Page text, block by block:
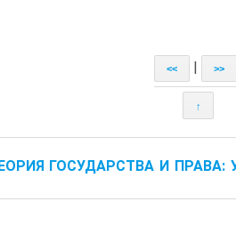
<< >>
↑
ГОСУДАРСТВА И ПРАВА: